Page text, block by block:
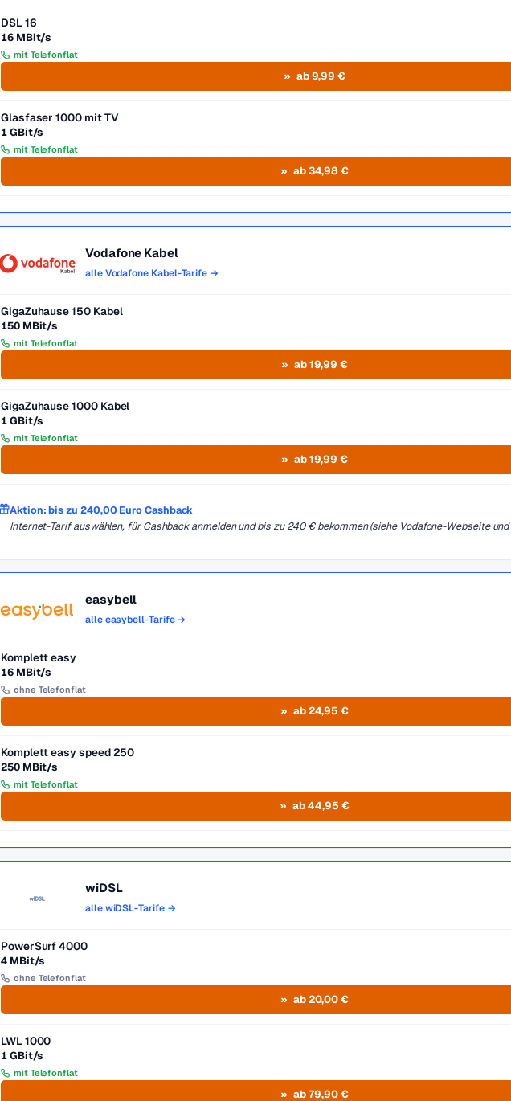
DSL 16
16 MBit/s
mit Telefonflat
ab 9,99 €
Glasfaser 1000 mit TV
1 GBit/s
mit Telefonflat
ab 34,98 €
Vodafone Kabel
alle Vodafone Kabel-Tarife →
GigaZuhause 150 Kabel
150 MBit/s
mit Telefonflat
ab 19,99 €
GigaZuhause 1000 Kabel
1 GBit/s
mit Telefonflat
ab 19,99 €
Aktion: bis zu 240,00 Euro Cashback
Internet-Tarif auswählen, für Cashback anmelden und bis zu 240 € bekommen (siehe Vodafone-Webseite und
easybell
alle easybell-Tarife →
Komplett easy
16 MBit/s
ohne Telefonflat
ab 24,95 €
Komplett easy speed 250
250 MBit/s
mit Telefonflat
ab 44,95 €
wiDSL
alle wiDSL-Tarife →
PowerSurf 4000
4 MBit/s
ohne Telefonflat
ab 20,00 €
LWL 1000
1 GBit/s
mit Telefonflat
ab 79,90 €